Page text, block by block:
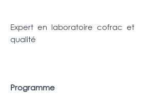
Expert en laboratoire cofrac et
qualité
Programme